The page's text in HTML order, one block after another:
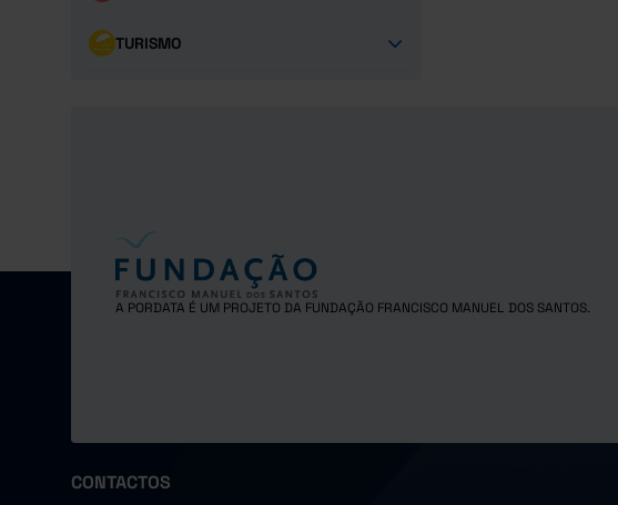
TURISMO
A PORDATA É UM PROJETO DA FUNDAÇÃO FRANCISCO MANUEL DOS SANTOS.
CONTACTOS